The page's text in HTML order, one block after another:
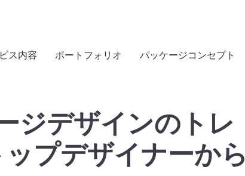
ス内容 ポートフォリオ パッケージコンセプト
ジデザインのトレ
プデザイナーから